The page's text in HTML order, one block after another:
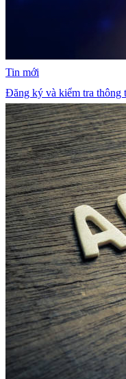
Tin mới
Đăng ký và kiểm tra thông